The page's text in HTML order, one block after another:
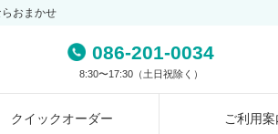
おまかせ
086-201-0034
8:30〜17:30（土日祝除く）
クイックオーダー ご利用案